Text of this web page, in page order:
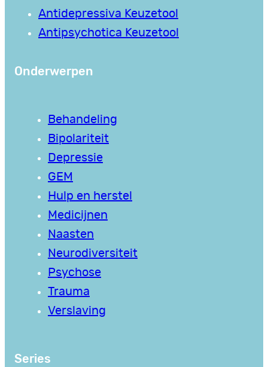
Antidepressiva Keuzetool
Antipsychotica Keuzetool
Onderwerpen
Behandeling
Bipolariteit
Depressie
GEM
Hulp en herstel
Medicijnen
Naasten
Neurodiversiteit
Psychose
Trauma
Verslaving
Series